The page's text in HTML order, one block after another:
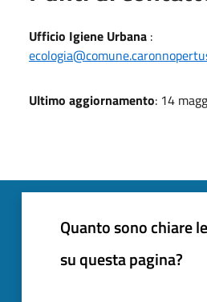
Ufficio Igiene Urbana :
Ultimo aggiornamento: 14
Quanto sono chiare
su questa pagina?